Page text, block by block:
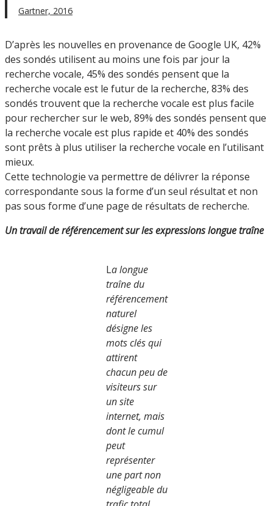
Gartner, 2016
D’après les nouvelles en provenance de Google UK, 42%
des sondés utilisent au moins une fois par jour la
recherche vocale, 45% des sondés pensent que la
recherche vocale est le futur de la recherche, 83% des
sondés trouvent que la recherche vocale est plus facile
pour rechercher sur le web, 89% des sondés pensent que
la recherche vocale est plus rapide et 40% des sondés
sont prêts à plus utiliser la recherche vocale en l’utilisant
mieux.
Cette technologie va permettre de délivrer la réponse
correspondante sous la forme d’un seul résultat et non
pas sous forme d’une page de résultats de recherche.
Un travail de référencement sur les expressions longuetraîne
La longue
traîne du
référencement
naturel
désigne les
mots clés qui
attirent
chacun peu de
visiteurs sur
un site
internet, mais
dont le cumul
peut
représenter
une part non
négligeable du